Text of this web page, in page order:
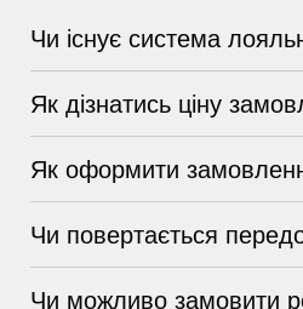
Чи існує система
Як дізнатись ціну
Як оформити
Чи повертається
Чи можливо замовити